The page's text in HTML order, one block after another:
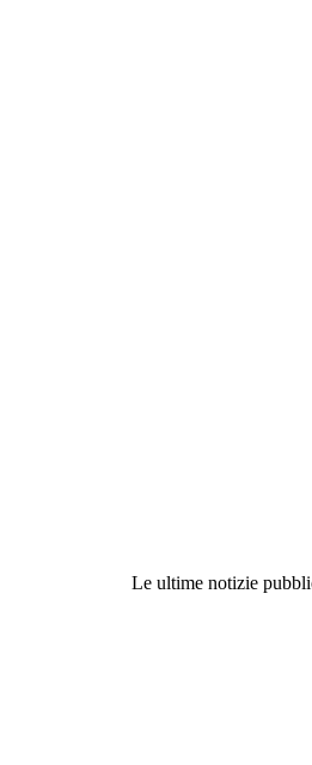
Le ultime notizie